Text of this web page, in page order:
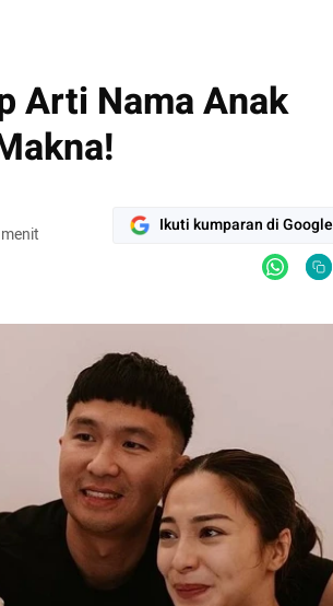
Arti Nama Anak
Ikuti kumparan di Google